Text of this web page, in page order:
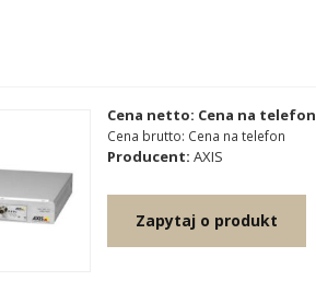
Cena netto: Cena na telefon
Cena brutto: Cena na telefon
Producent: AXIS
Zapytaj o produkt